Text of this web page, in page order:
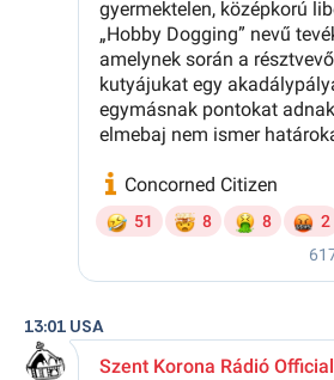
13:01 USA